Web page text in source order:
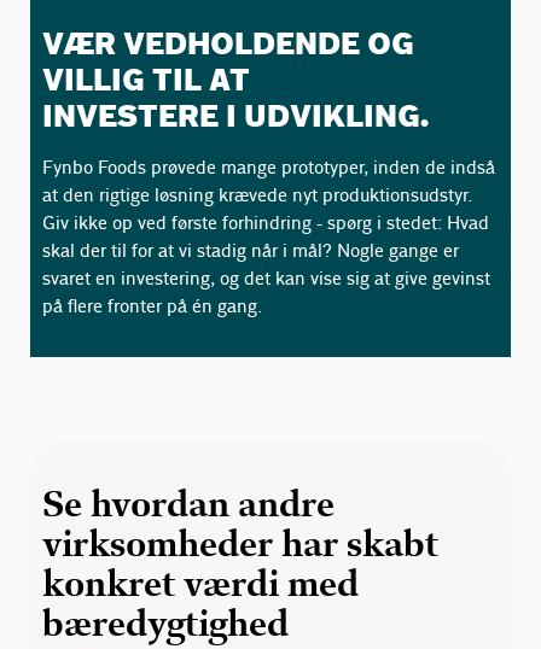
VÆR VEDHOLDENDE OG
VILLIG TIL AT
INVESTERE I UDVIKLING.
Fynbo Foods prøvede mange prototyper, inden de indså
at den rigtige løsning krævede nyt produktionsudstyr.
Giv ikke op ved første forhindring - spørg i stedet: Hvad
skal der til for at vi stadig når i mål? Nogle gange er
svaret en investering, og det kan vise sig at give gevinst
på flere fronter på én gang.
Se hvordan andre
virksomheder har skabt
konkret værdi med
bæredygtighed